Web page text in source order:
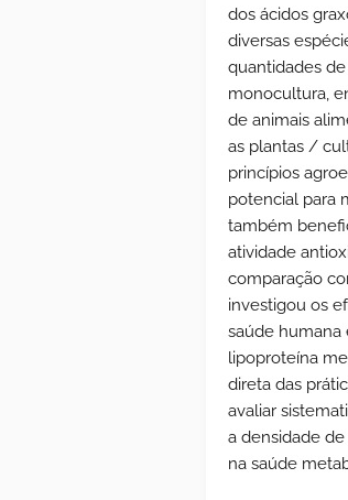
dos ácidos
diversas
quantidades
monocultura,
de animais
as plantas /
princípios
potencial para
também
atividade
comparação
investigou os
saúde humana
lipoproteína
direta das
avaliar
a densidade
na saúde